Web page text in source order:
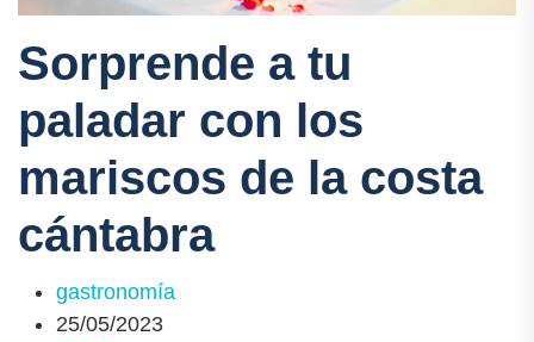
Sorprende a tu
paladar con los
mariscos de la costa
cántabra
gastronomía
25/05/2023